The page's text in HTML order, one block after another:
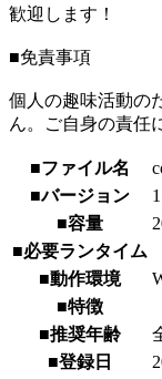
歓迎します！
■免責事項
個人の趣味活動の
ん。ご自身の責任
■ファイル名
■バージョン
■容量
■必要ランタイム
■動作環境
■特徴
■推奨年齢
■登録日